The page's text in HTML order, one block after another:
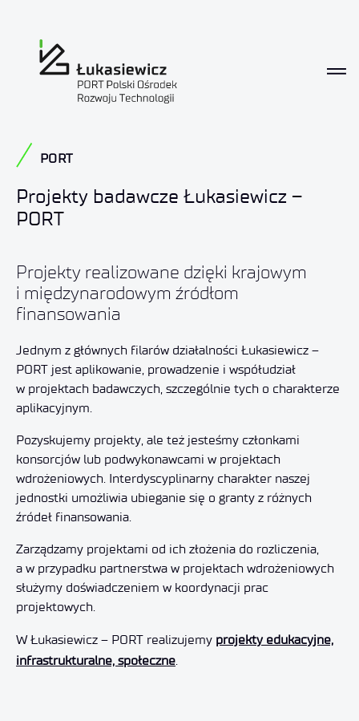
PORT
Projekty badawcze Łukasiewicz –
PORT
Projekty realizowane dzięki krajowym
i międzynarodowym źródłom
finansowania
Jednym z głównych filarów działalności Łukasiewicz –
PORT jest aplikowanie, prowadzenie i współudział
w projektach badawczych, szczególnie tych o charakterze
aplikacyjnym.
Pozyskujemy projekty, ale też jesteśmy członkami
konsorcjów lub podwykonawcami w projektach
wdrożeniowych. Interdyscyplinarny charakter naszej
jednostki umożliwia ubieganie się o granty z różnych
źródeł finansowania.
Zarządzamy projektami od ich złożenia do rozliczenia,
a w przypadku partnerstwa w projektach wdrożeniowych
służymy doświadczeniem w koordynacji prac
projektowych.
W Łukasiewicz – PORT realizujemy projekty edukacyjne,
infrastrukturalne, społeczne.